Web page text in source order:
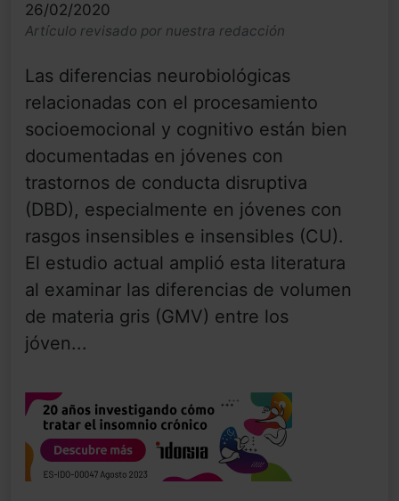
26/02/2020
Artículo revisado por nuestra redacción
Las diferencias neurobiológicas
relacionadas con el procesamiento
socioemocional y cognitivo están bien
documentadas en jóvenes con
trastornos de conducta disruptiva
(DBD), especialmente en jóvenes con
rasgos insensibles e insensibles (CU).
El estudio actual amplió esta literatura
al examinar las diferencias de volumen
de materia gris (GMV) entre los
jóven...